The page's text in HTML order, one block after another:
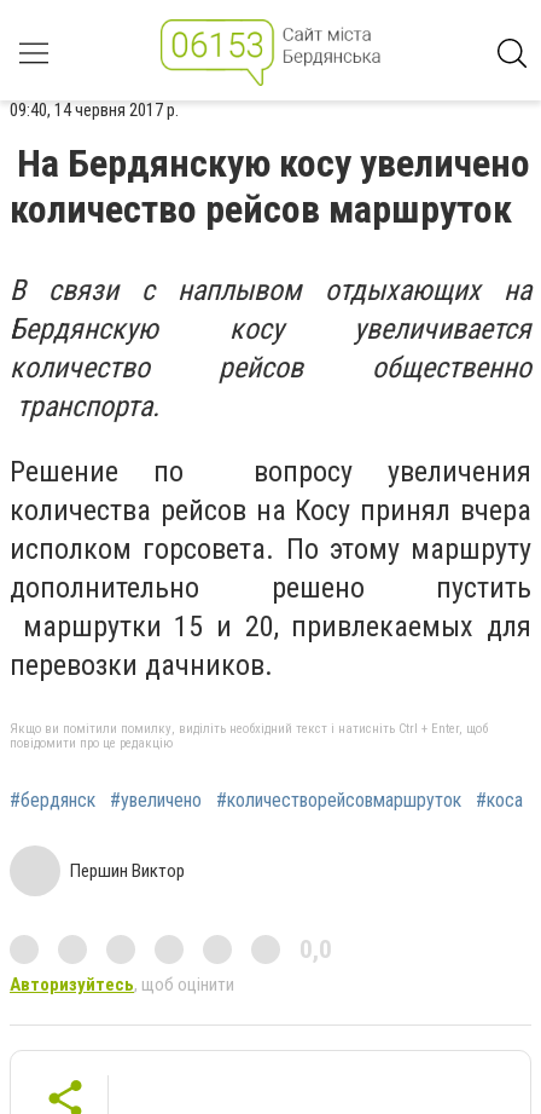
09:40, 14 червня 2017 р.
На Бердянскую косу увеличено
количество рейсов маршруток
В связи с наплывом отдыхающих на
Бердянскую косу увеличивается
количество рейсов общественно
транспорта.
Решение по вопросу увеличения
количества рейсов на Косу принял вчера
исполком горсовета. По этому маршруту
дополнительно решено пустить
маршрутки 15 и 20, привлекаемых для
перевозки дачников.
Якщо ви помітили помилку, виділіть необхідний текст і натисніть Ctrl + Enter, щоб
повідомити про це редакцію
#бердянск #увеличено #количестворейсовмаршруток #коса
Першин Виктор
0,0
Авторизуйтесь, щоб оцінити